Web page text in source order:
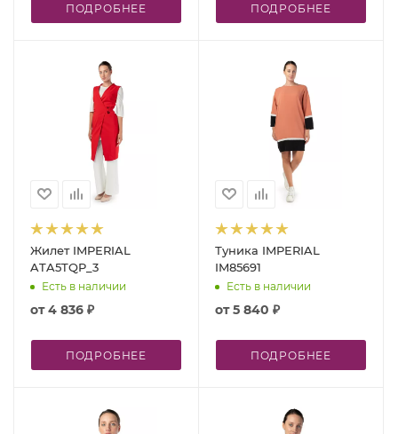
ПОДРОБНЕЕ ПОДРОБНЕЕ
Жилет IMPERIAL
ATA5TQP_3
Есть в наличии
от4 836 ₽
ПОДРОБНЕЕ
Туника IMPERIAL
IM85691
Есть в наличии
от5 840 ₽
ПОДРОБНЕЕ